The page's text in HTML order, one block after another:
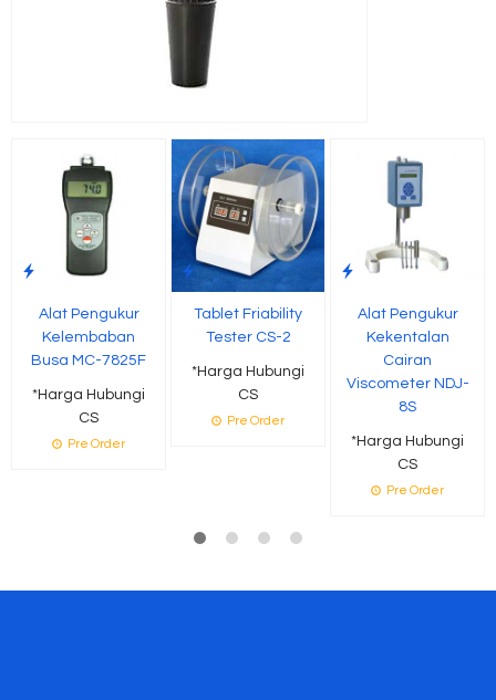
Alat Pengukur
Kelembaban
Busa MC-7825F
*Harga Hubungi
CS
Pre Order
Tablet Friability
Tester CS-2
*Harga Hubungi
CS
Pre Order
Alat Pengukur
Kekentalan
Cairan
Viscometer NDJ-
8S
*Harga Hubungi
CS
Pre Order